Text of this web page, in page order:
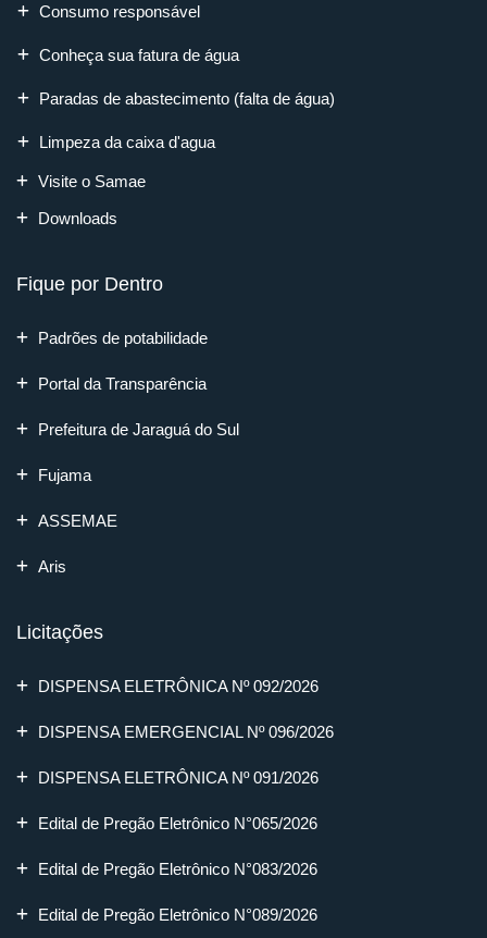
Consumo responsável
Conheça sua fatura de água
Paradas de abastecimento (falta de água)
Limpeza da caixa d'agua
Visite o Samae
Downloads
Fique por Dentro
Padrões de potabilidade
Portal da Transparência
Prefeitura de Jaraguá do Sul
Fujama
ASSEMAE
Aris
Licitações
DISPENSA ELETRÔNICA Nº 092/2026
DISPENSA EMERGENCIAL Nº 096/2026
DISPENSA ELETRÔNICA Nº 091/2026
Edital de Pregão Eletrônico N°065/2026
Edital de Pregão Eletrônico N°083/2026
Edital de Pregão Eletrônico N°089/2026